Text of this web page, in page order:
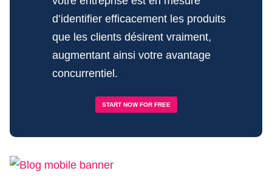
d’identifier efficacement les produits
que les clients désirent vraiment,
augmentant ainsi votre avantage
concurrentiel.
START NOW FOR FREE